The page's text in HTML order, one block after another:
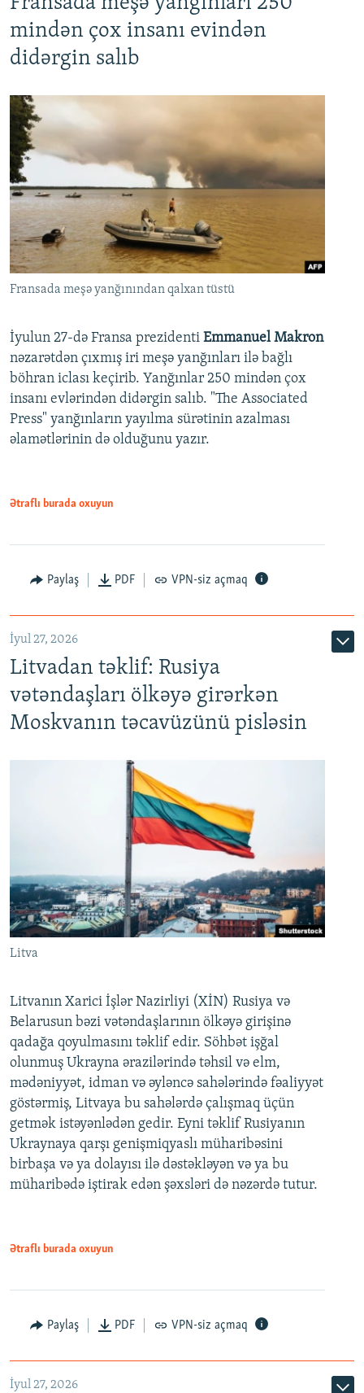
mindən çox insanı evindən
didərgin salıb
Fransada meşə yanğınından qalxan tüstü
İyulun 27-də Fransa prezidenti Emmanuel Makron
nəzarətdən çıxmış iri meşə yanğınları ilə bağlı
böhran iclası keçirib. Yanğınlar 250 mindən çox
insanı evlərindən didərgin salıb. "The Associated
Press" yanğınların yayılma sürətinin azalması
əlamətlərinin də olduğunu yazır.
Ətraflı burada oxuyun
Paylaş PDF VPN-siz açmaq
İyul 27, 2026
Litvadan təklif: Rusiya
vətəndaşları ölkəyə girərkən
Moskvanın təcavüzünü pisləsin
Litva
Litvanın Xarici İşlər Nazirliyi (XİN) Rusiya və
Belarusun bəzi vətəndaşlarının ölkəyə girişinə
qadağa qoyulmasını təklif edir. Söhbət işğal
olunmuş Ukrayna ərazilərində təhsil və elm,
mədəniyyət, idman və əyləncə sahələrində fəaliyyət
göstərmiş, Litvaya bu sahələrdə çalışmaq üçün
getmək istəyənlədən gedir. Eyni təklif Rusiyanın
Ukraynaya qarşı genişmiqyaslı müharibəsini
birbaşa və ya dolayısı ilə dəstəkləyən və ya bu
müharibədə iştirak edən şəxsləri də nəzərdə tutur.
Ətraflı burada oxuyun
Paylaş PDF VPN-siz açmaq
İyul 27, 2026